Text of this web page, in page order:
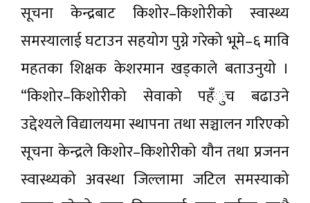
सूचना केन्द्रबाट किशोर–किशोरीको स्वास्थ्य
समस्यालाई घटाउन सहयोग पुग्ने गरेको भूमे–६ मावि
महतका शिक्षक केशरमान खड्काले बताउनुयो ।
“किशोर–किशोरीको सेवाको पहँुच बढाउने
उद्देश्यले विद्यालयमा स्थापना तथा सञ्चालन गरिएको
सूचना केन्द्रले किशोर–किशोरीको यौन तथा प्रजनन
स्वास्थ्यको अवस्था जिल्लामा जटिल समस्याको